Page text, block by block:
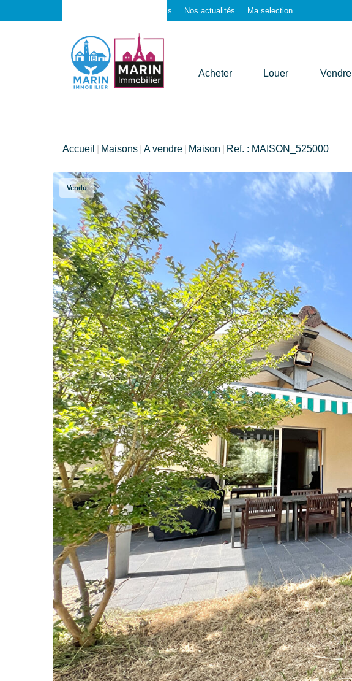
Nos outils Nos actualités Ma selection
Acheter Louer Vendre
Accueil Maisons A vendre Maison Ref. : MAISON_525000
Vendu